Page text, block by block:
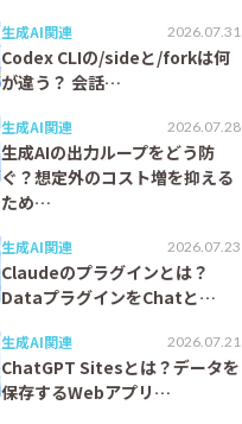
生成AI関連 2026.07.31
Codex CLIの/sideと/forkは何
が違う？ 会話…
生成AI関連 2026.07.28
生成AIの出力ループをどう防
ぐ？想定外のコスト増を抑える
ため…
生成AI関連 2026.07.23
Claudeのプラグインとは？
DataプラグインをChatと…
生成AI関連 2026.07.21
ChatGPT Sitesとは？データを
保存するWebアプリ…